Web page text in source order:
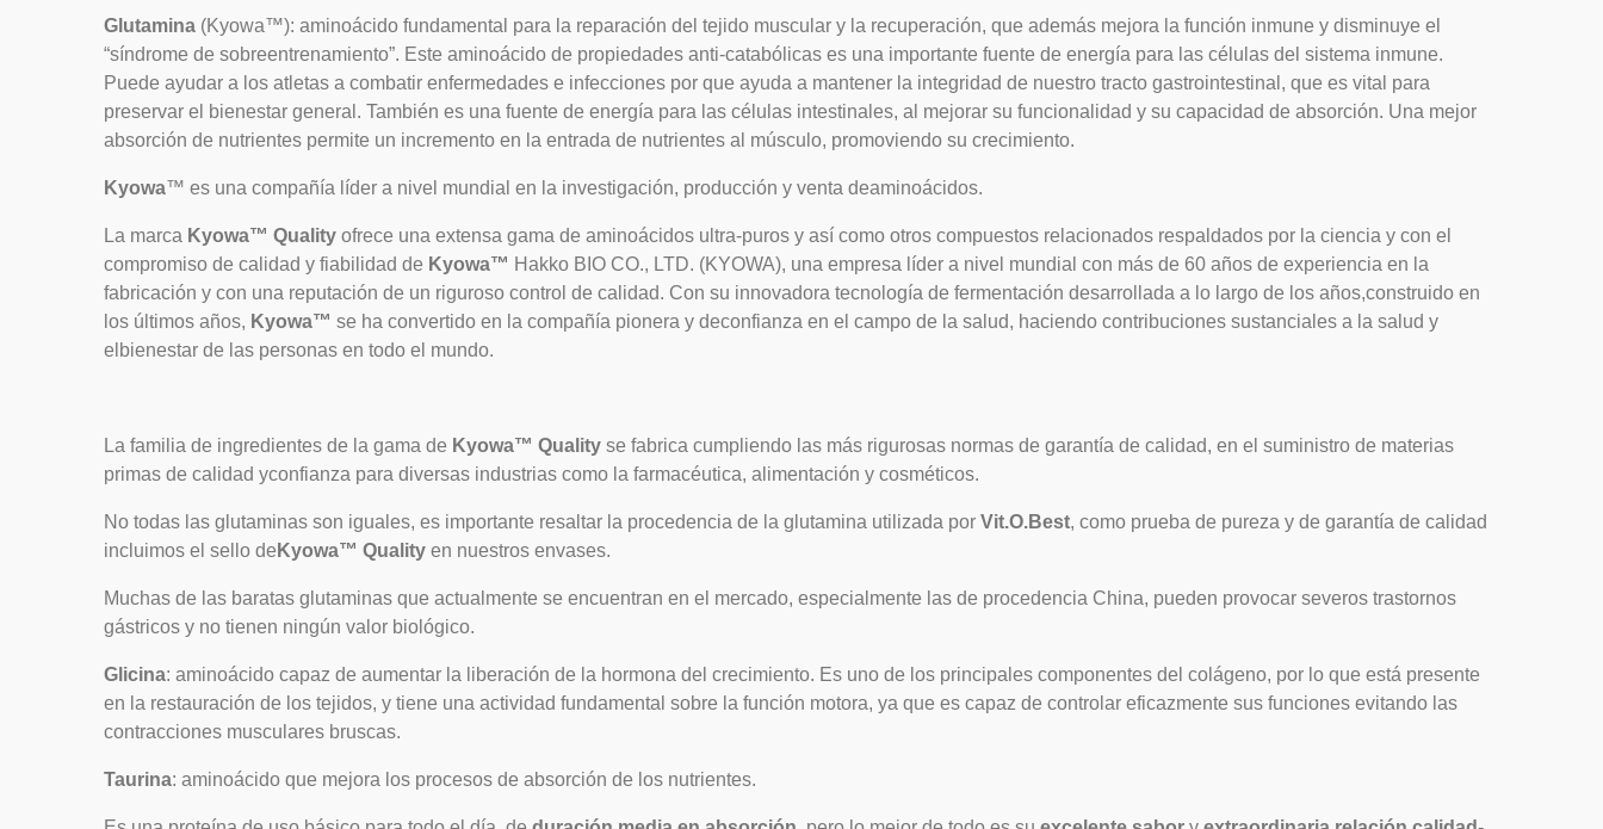
Glutamina (Kyowa™): aminoácido fundamental para la reparación del tejido muscular y la recuperación, que además mejora la función inmune y disminuye el
“síndrome de sobreentrenamiento”. Este aminoácido de propiedades anti-catabólicas es una importante fuente de energía para las células del sistema inmune.
Puede ayudar a los atletas a combatir enfermedades e infecciones por que ayuda a mantener la integridad de nuestro tracto gastrointestinal, que es vital para
preservar el bienestar general. También es una fuente de energía para las células intestinales, al mejorar su funcionalidad y su capacidad de absorción. Una mejor
absorción de nutrientes permite un incremento en la entrada de nutrientes al músculo, promoviendo su crecimiento.
Kyowa™ es una compañía líder a nivel mundial en la investigación, producción y venta deaminoácidos.
La marca Kyowa™ Quality ofrece una extensa gama de aminoácidos ultra-puros y así como otros compuestos relacionados respaldados por la ciencia y con el
compromiso de calidad y fiabilidad de Kyowa™ Hakko BIO CO., LTD. (KYOWA), una empresa líder a nivel mundial con más de 60 años de experiencia en la
fabricación y con una reputación de un riguroso control de calidad. Con su innovadora tecnología de fermentación desarrollada a lo largo de los años,construido en
los últimos años, Kyowa™ se ha convertido en la compañía pionera y deconfianza en el campo de la salud, haciendo contribuciones sustanciales a la salud y
elbienestar de las personas en todo el mundo.
La familia de ingredientes de la gama de Kyowa™ Quality se fabrica cumpliendo las más rigurosas normas de garantía de calidad, en el suministro de materias
primas de calidad yconfianza para diversas industrias como la farmacéutica, alimentación y cosméticos.
No todas las glutaminas son iguales, es importante resaltar la procedencia de la glutamina utilizada por Vit.O.Best, como prueba de pureza y de garantía de calidad
incluimos el sello de Kyowa™ Quality en nuestros envases.
Muchas de las baratas glutaminas que actualmente se encuentran en el mercado, especialmente las de procedencia China, pueden provocar severos trastornos
gástricos y no tienen ningún valor biológico.
Glicina: aminoácido capaz de aumentar la liberación de la hormona del crecimiento. Es uno de los principales componentes del colágeno, por lo que está presente
en la restauración de los tejidos, y tiene una actividad fundamental sobre la función motora, ya que es capaz de controlar eficazmente sus funciones evitando las
contracciones musculares bruscas.
Taurina: aminoácido que mejora los procesos de absorción de los nutrientes.